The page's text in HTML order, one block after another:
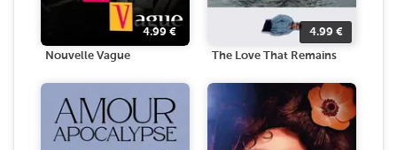
4.99 €
Nouvelle Vague
4.99 €
The Love That Remains